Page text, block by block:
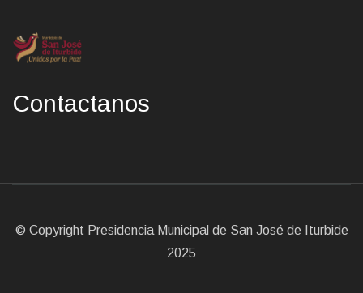
Contactanos
© Copyright Presidencia Municipal de San José de Iturbide
2025